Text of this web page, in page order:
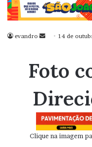
evandro
Mande
mail
14 de
Foto
Clique na imagem